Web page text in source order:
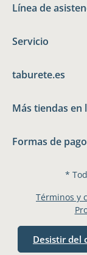
Línea de
Servicio
taburete.es
Más tiendas en
Formas de pago
*
Desistir del
Términos y